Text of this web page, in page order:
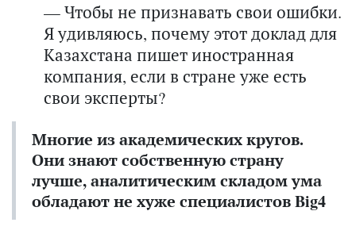
— Чтобы не признавать свои ошибки.
Я удивляюсь, почему этот доклад для
Казахстана пишет иностранная
компания, если в стране уже есть
свои эксперты?
Многие из академических кругов.
Они знают собственную страну
лучше, аналитическим складом ума
обладают не хуже специалистов Big4